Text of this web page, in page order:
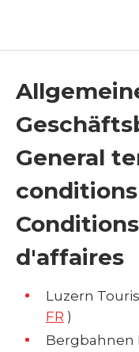
General
conditions
d'affaires
Luzern
FR )
Bergbahnen